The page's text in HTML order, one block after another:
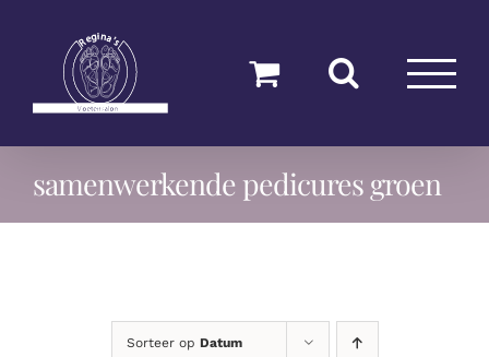
samenwerkende pedicures groen
Sorteer op Datum